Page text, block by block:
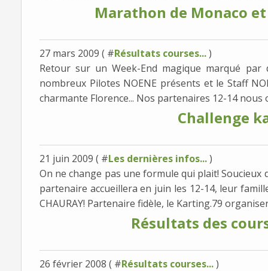
Marathon de Monaco
27 mars 2009 ( #Résultats courses...)
Retour sur un Week-End magique marqué
nombreux Pilotes NOENE présents et le Staff
charmante Florence... Nos partenaires 12-14 nous
Challenge
21 juin 2009 ( #Les dernières infos...)
On ne change pas une formule qui plait!
partenaire accueillera en juin les 12-14, leur
CHAURAY! Partenaire fidèle, le Karting.79
Résultats des
26 février 2008 ( #Résultats courses...)